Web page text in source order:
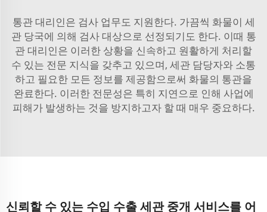
통관 대리인은 검사 업무도 지원한다. 가끔씩 화물이 세
관 당국에 의해 검사 대상으로 선정되기도 한다. 이때 통
관 대리인은 이러한 상황을 신속하고 원활하게 처리할
수 있는 전문 지식을 갖추고 있으며, 세관 담당자와 소통
하고 필요한 모든 정보를 제공함으로써 화물의 통관을
완료한다. 이러한 전문성은 특히 지연으로 인해 사업에
피해가 발생하는 것을 방지하고자 할 때 매우 중요하다.
신뢰할 수 있는 수입 수출 세관 중개 서비스를 어